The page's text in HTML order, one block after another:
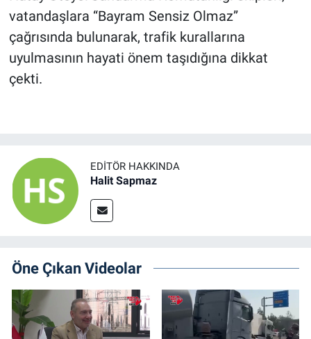
vatandaşlara “Bayram Sensiz Olmaz”
çağrısında bulunarak, trafik kurallarına
uyulmasının hayati önem taşıdığına dikkat
çekti.
EDITÖR HAKKINDA
Halit Sapmaz
Öne Çıkan Videolar